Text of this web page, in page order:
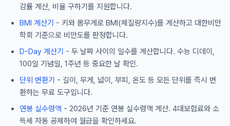
감률 계산, 비율 구하기를 지원합니다.
BMI 계산기 - 키와 몸무게로 BMI(체질량지수)를 계산하고 대한비만
학회 기준으로 비만도를 판정합니다.
D-Day 계산기 - 두 날짜 사이의 일수를 계산합니다. 수능 디데이,
100일 기념일, 1주년 등 중요한 날 확인.
단위 변환기 - 길이, 무게, 넓이, 부피, 온도 등 모든 단위를 즉시 변
환하는 무료 도구입니다.
연봉 실수령액 - 2026년 기준 연봉 실수령액 계산. 4대보험료와 소
득세 자동 공제하여 월급을 확인하세요.